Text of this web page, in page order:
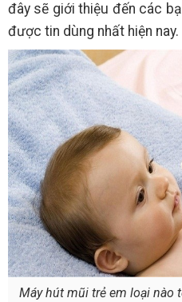
đây sẽ giới thiệu đến các
được tin dùng nhất hiện nay.
Máy hút mũi trẻ em loại nào